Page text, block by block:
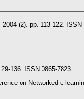
(2). pp. 113-122. ISSN
136. ISSN 0865-7823
on Networked e-